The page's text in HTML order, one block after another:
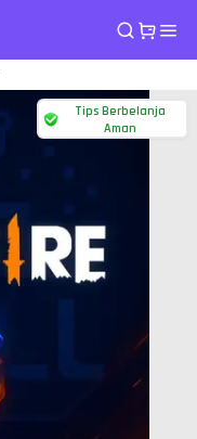
Tips Berbelanja
Aman